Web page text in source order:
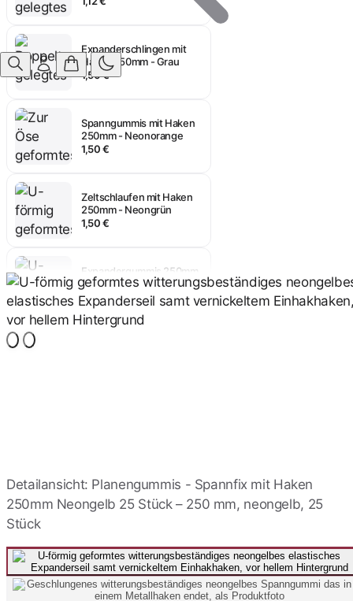
AnmeldenHaken 250mm - Grau
1,50 €
250mm - Neonorange
1,50 €
250mm - Neongrün
1,50 €
schwarz Haken
0,98 €
Spanngummis mit Haken
250mm - Neonorange
1,50 €
Zeltschlaufen mit Haken
250mm - Neongrün
1,50 €
Detailansicht: Planengummis - Spannfix mit Haken
250mm Neongelb 25 Stück – 250 mm, neongelb, 25
Stück